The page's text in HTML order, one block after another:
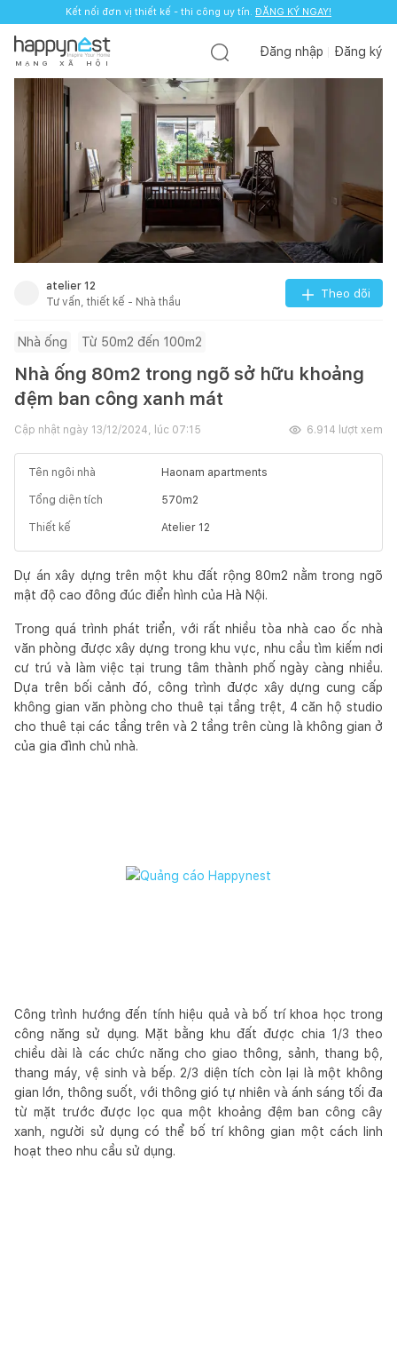
Kết nối đơn vị thiết kế - thi công uy tín. ĐĂNG KÝ NGAY!
M Ạ N G X Ã H Ộ I
Đăng nhập Đăng ký
atelier 12
Tư vấn, thiết kế - Nhà thầu
Theo dõi
Nhà ống Từ 50m2 đến 100m2
Nhà ống 80m2 trong ngõ sở hữu khoảng
đệm ban công xanh mát
Cập nhật ngày 13/12/2024, lúc 07:15 6.914 lượt xem
Tên ngôi nhà Haonam apartments
Tổng diện tích 570m2
Thiết kế Atelier 12
Dự án xây dựng trên một khu đất rộng 80m2 nằm trong ngõ
mật độ cao đông đúc điển hình của Hà Nội.
Trong quá trình phát triển, với rất nhiều tòa nhà cao ốc nhà
văn phòng được xây dựng trong khu vực, nhu cầu tìm kiếm nơi
cư trú và làm việc tại trung tâm thành phố ngày càng nhiều.
Dựa trên bối cảnh đó, công trình được xây dựng cung cấp
không gian văn phòng cho thuê tại tầng trệt, 4 căn hộ studio
cho thuê tại các tầng trên và 2 tầng trên cùng là không gian ở
của gia đình chủ nhà.
Công trình hướng đến tính hiệu quả và bố trí khoa học trong
công năng sử dụng. Mặt bằng khu đất được chia 1/3 theo
chiều dài là các chức năng cho giao thông, sảnh, thang bộ,
thang máy, vệ sinh và bếp. 2/3 diện tích còn lại là một không
gian lớn, thông suốt, với thông gió tự nhiên và ánh sáng tối đa
từ mặt trước được lọc qua một khoảng đệm ban công cây
xanh, người sử dụng có thể bố trí không gian một cách linh
hoạt theo nhu cầu sử dụng.